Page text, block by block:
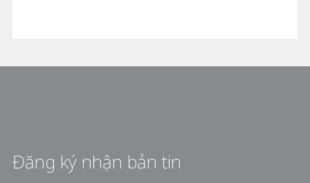
Đăng ký nhận bản tin